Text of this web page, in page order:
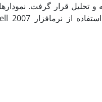
و تحلیل قرار گرفت.